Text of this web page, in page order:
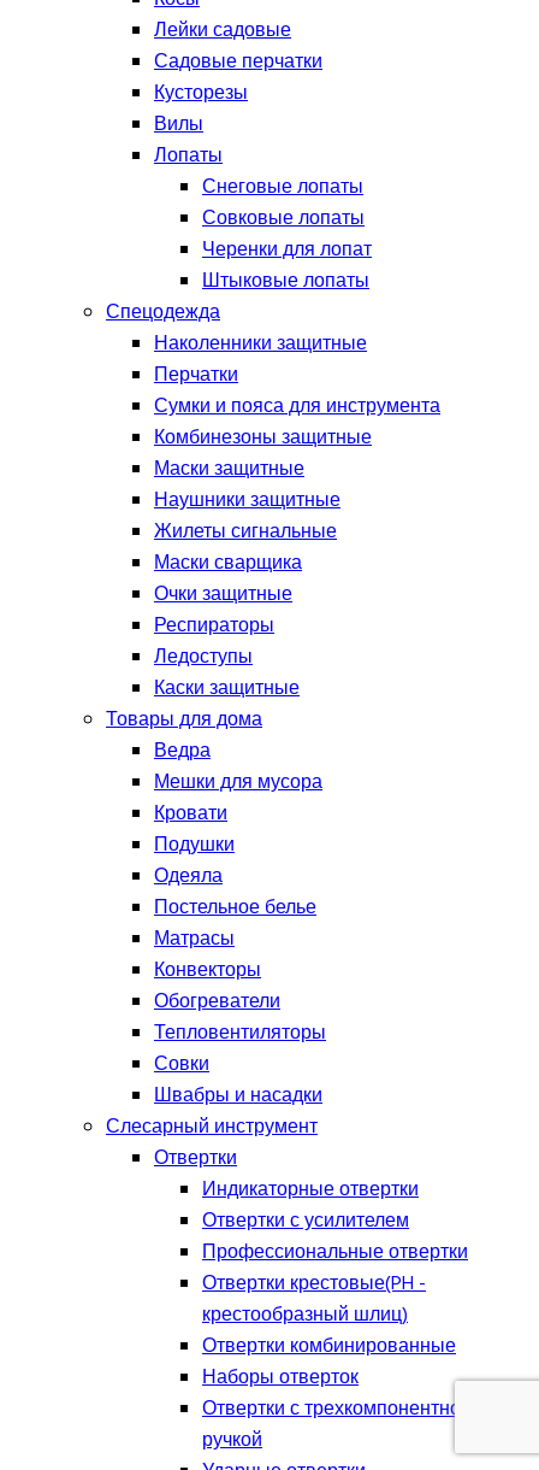
Лейки садовые
Садовые перчатки
Кусторезы
Вилы
Лопаты
Снеговые лопаты
Совковые лопаты
Черенки для лопат
Штыковые лопаты
Спецодежда
Наколенники защитные
Перчатки
Сумки и пояса для инструмента
Комбинезоны защитные
Маски защитные
Наушники защитные
Жилеты сигнальные
Маски сварщика
Очки защитные
Респираторы
Ледоступы
Каски защитные
Товары для дома
Ведра
Мешки для мусора
Кровати
Подушки
Одеяла
Постельное белье
Матрасы
Конвекторы
Обогреватели
Тепловентиляторы
Совки
Швабры и насадки
Слесарный инструмент
Отвертки
Индикаторные отвертки
Отвертки с усилителем
Профессиональные отвертки
Отвертки крестовые(PH -
крестообразный шлиц)
Отвертки комбинированные
Наборы отверток
Отвертки с трехкомпонентной
ручкой